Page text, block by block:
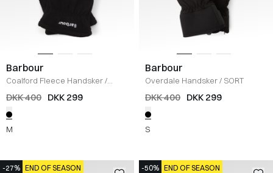
Barbour
Coalford Fleece Handsker/
SORT
DKK 400 DKK 299
M
Barbour
Overdale Handsker/ SORT
DKK 400 DKK 299
S
-27% END OF SEASON -50% END OF SEASON